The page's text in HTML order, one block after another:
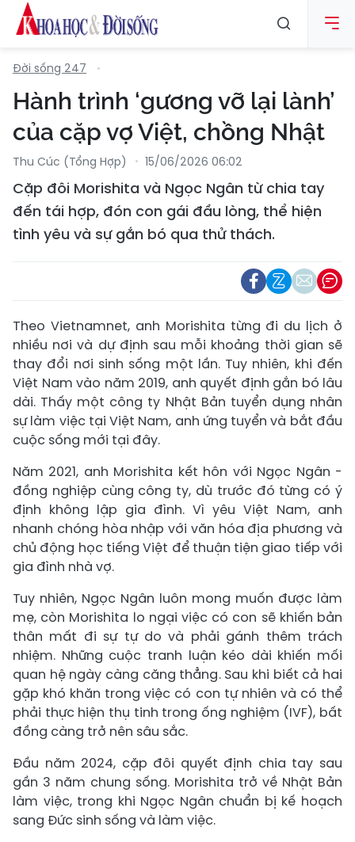
Đời sống 247
Hành trình ‘gương vỡ lại lành’
của cặp vợ Việt, chồng Nhật
Thu Cúc (tổng Hợp) 15/06/2026 06:02
Cặp đôi Morishita và Ngọc Ngân từ chia tay
đến tái hợp, đón con gái đầu lòng, thể hiện
tình yêu và sự gắn bó qua thử thách.
Theo Vietnamnet, anh Morishita từng đi du lịch ở
nhiều nơi và dự định sau mỗi khoảng thời gian sẽ
thay đổi nơi sinh sống một lần. Tuy nhiên, khi đến
Việt Nam vào năm 2019, anh quyết định gắn bó lâu
dài. Thấy một công ty Nhật Bản tuyển dụng nhân
sự làm việc tại Việt Nam, anh ứng tuyển và bắt đầu
cuộc sống mới tại đây.
Năm 2021, anh Morishita kết hôn với Ngọc Ngân -
đồng nghiệp cùng công ty, dù trước đó từng có ý
định không lập gia đình. Vì yêu Việt Nam, anh
nhanh chóng hòa nhập với văn hóa địa phương và
chủ động học tiếng Việt để thuận tiện giao tiếp với
gia đình nhà vợ.
Tuy nhiên, Ngọc Ngân luôn mong muốn được làm
mẹ, còn Morishita lo ngại việc có con sẽ khiến bản
thân mất đi sự tự do và phải gánh thêm trách
nhiệm. Những cuộc tranh luận kéo dài khiến mối
quan hệ ngày càng căng thẳng. Sau khi biết cả hai
gặp khó khăn trong việc có con tự nhiên và có thể
phải thực hiện thụ tinh trong ống nghiệm (IVF), bất
đồng càng trở nên sâu sắc.
Đầu năm 2024, cặp đôi quyết định chia tay sau
gần 3 năm chung sống. Morishita trở về Nhật Bản
làm việc, trong khi Ngọc Ngân chuẩn bị kế hoạch
sang Đức sinh sống và làm việc.